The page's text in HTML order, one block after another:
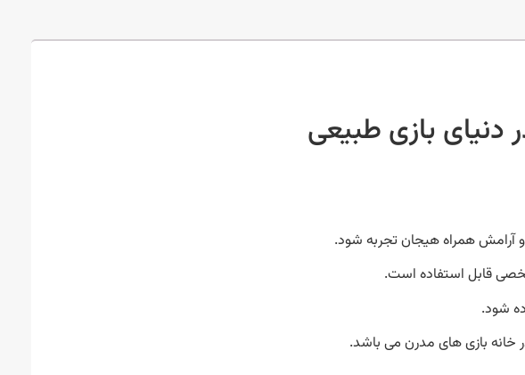
بازی طبیعی
همراه هیجان تجربه شود.
قابل استفاده است.
شود.
خانه بازی های مدرن می باشد.